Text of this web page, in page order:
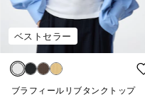
ベストセラー
ブラフィールリブタンクトップ